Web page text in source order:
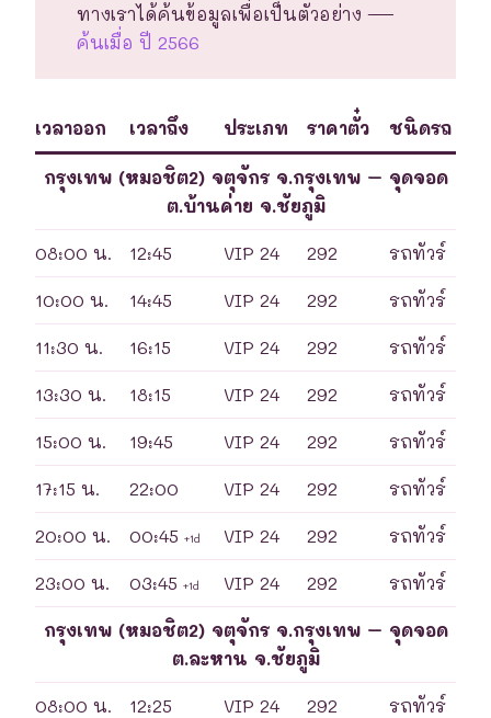
ทางเราได้ค้นข้อมูลเพื่อเป็นตัวอย่าง —
ค้นเมื่อ ปี 2566
เวลาออก เวลาถึง ประเภท ราคาตั๋ว ชนิดรถ
กรุงเทพ (หมอชิต2) จตุจักร จ.กรุงเทพ – จุดจอด
ต.บ้านค่าย จ.ชัยภูมิ
08:00 น. 12:45 VIP 24 292 รถทัวร์
10:00 น. 14:45 VIP 24 292 รถทัวร์
11:30 น. 16:15 VIP 24 292 รถทัวร์
13:30 น. 18:15 VIP 24 292 รถทัวร์
15:00 น. 19:45 VIP 24 292 รถทัวร์
17:15 น. 22:00 VIP 24 292 รถทัวร์
20:00 น. 00:45 +1d VIP 24 292 รถทัวร์
23:00 น. 03:45 +1d VIP 24 292 รถทัวร์
กรุงเทพ (หมอชิต2) จตุจักร จ.กรุงเทพ – จุดจอด
ต.ละหาน จ.ชัยภูมิ
08:00 น. 12:25 VIP 24 292 รถทัวร์